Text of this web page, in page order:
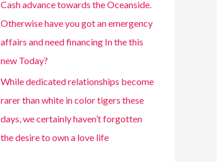
Cash advance towards the Oceanside.
Otherwise have you got an emergency
affairs and need financing In the this
new Today?
While dedicated relationships become
rarer than white in color tigers these
days, we certainly haven’t forgotten
the desire to own a love life